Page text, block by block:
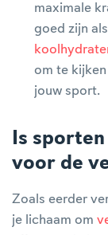
maximale
goed zijn
om te
jouw sport.
Is
voor de
Zoals eerder
je lichaam om